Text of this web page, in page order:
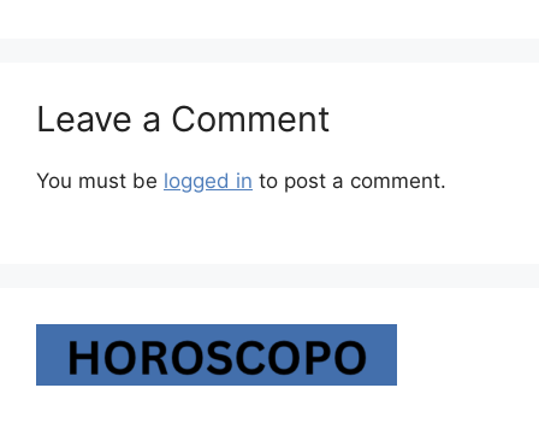
Leave a Comment
You must be logged in to post a comment.